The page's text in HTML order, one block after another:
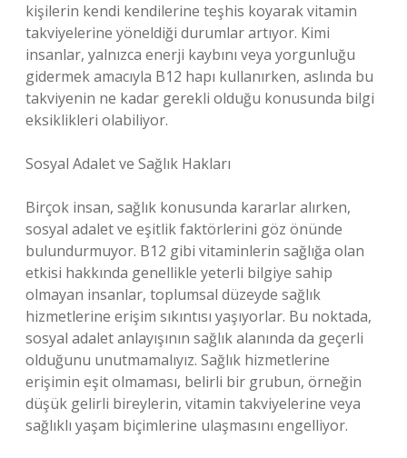
kişilerin kendi kendilerine teşhis koyarak vitamin
takviyelerine yöneldiği durumlar artıyor. Kimi
insanlar, yalnızca enerji kaybını veya yorgunluğu
gidermek amacıyla B12 hapı kullanırken, aslında bu
takviyenin ne kadar gerekli olduğu konusunda bilgi
eksiklikleri olabiliyor.
Sosyal Adalet ve Sağlık Hakları
Birçok insan, sağlık konusunda kararlar alırken,
sosyal adalet ve eşitlik faktörlerini göz önünde
bulundurmuyor. B12 gibi vitaminlerin sağlığa olan
etkisi hakkında genellikle yeterli bilgiye sahip
olmayan insanlar, toplumsal düzeyde sağlık
hizmetlerine erişim sıkıntısı yaşıyorlar. Bu noktada,
sosyal adalet anlayışının sağlık alanında da geçerli
olduğunu unutmamalıyız. Sağlık hizmetlerine
erişimin eşit olmaması, belirli bir grubun, örneğin
düşük gelirli bireylerin, vitamin takviyelerine veya
sağlıklı yaşam biçimlerine ulaşmasını engelliyor.